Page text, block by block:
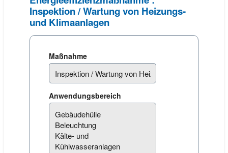
Inspektion / Wartung von Heizungs-
und Klimaanlagen
Maßnahme
Anwendungsbereich